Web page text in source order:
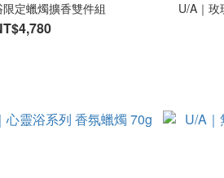
定蠟燭擴香雙件組 U/A｜